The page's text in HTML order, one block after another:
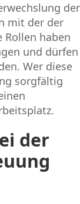
der
mit der der
Rollen haben
und dürfen
Wer diese
sorgfältig
der